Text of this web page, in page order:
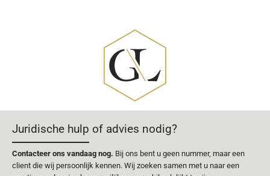
Juridische hulp of advies nodig?
Contacteer ons vandaag nog. Bij ons bent u geen nummer, maar een
client die wij persoonlijk kennen. Wij zoeken samen met u naar een